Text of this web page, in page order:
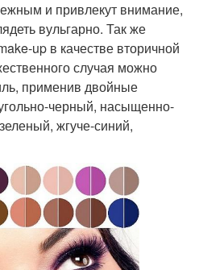
и привлекут внимание,
вульгарно. Так же
up в качестве вторичной
случая можно
применив двойные
черный, насыщенно-
жгуче-синий,